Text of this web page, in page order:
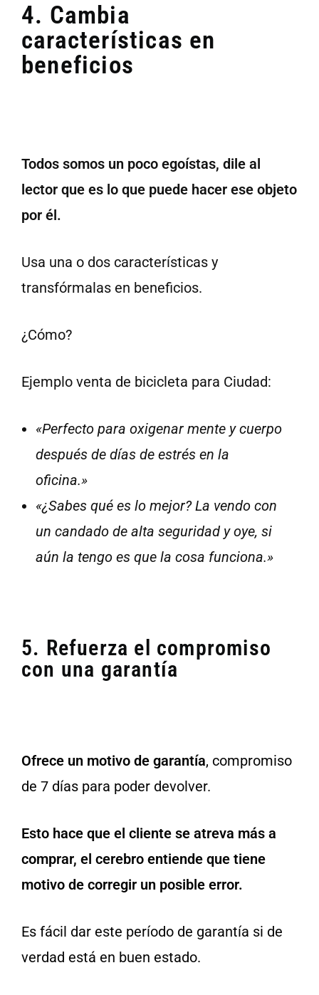
4. Cambia
características en
beneficios
Todos somos un poco egoístas, dile al
lector que es lo que puede hacer ese objeto
por él.
Usa una o dos características y
transfórmalas en beneficios.
¿Cómo?
Ejemplo venta de bicicleta para Ciudad:
«Perfecto para oxigenar mente y cuerpo
después de días de estrés en la
oficina.»
«¿Sabes qué es lo mejor? La vendo con
un candado de alta seguridad y oye, si
aún la tengo es que la cosa funciona.»
5. Refuerza el compromiso
con una garantía
Ofrece un motivo de garantía, compromiso
de 7 días para poder devolver.
Esto hace que el cliente se atreva más a
comprar, el cerebro entiende que tiene
motivo de corregir un posible error.
Es fácil dar este período de garantía si de
verdad está en buen estado.